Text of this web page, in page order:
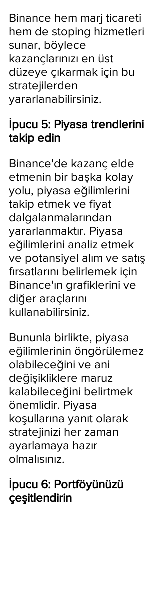
Binance hem marj ticareti
hem de stoping hizmetleri
sunar, böylece
kazançlarınızı en üst
düzeye çıkarmak için bu
stratejilerden
yararlanabilirsiniz.
İpucu 5: Piyasa trendlerini
takip edin
Binance'de kazanç elde
etmenin bir başka kolay
yolu, piyasa eğilimlerini
takip etmek ve fiyat
dalgalanmalarından
yararlanmaktır. Piyasa
eğilimlerini analiz etmek
ve potansiyel alım ve satış
fırsatlarını belirlemek için
Binance'ın grafiklerini ve
diğer araçlarını
kullanabilirsiniz.
Bununla birlikte, piyasa
eğilimlerinin öngörülemez
olabileceğini ve ani
değişikliklere maruz
kalabileceğini belirtmek
önemlidir. Piyasa
koşullarına yanıt olarak
stratejinizi her zaman
ayarlamaya hazır
olmalısınız.
İpucu 6: Portföyünüzü
çeşitlendirin